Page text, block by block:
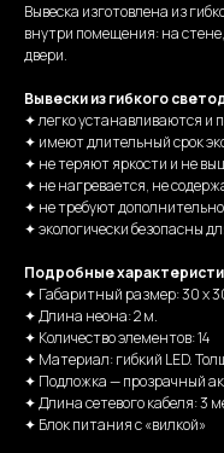
Вывеска изготовлена из
внутри помещения: на
двери.
Вывески из гибкого
✦ легко устанавливаются и
✦ имеют длительный срок
✦ не теряют яркости и не
✦ не нагревается, не
✦ не требуют
✦ экологически безопасны
Подробные
✦ Габаритный размер: 30 х
✦ Длина неона: 2 м.
✦ Количество элементов: 14
✦ Материал: гибкий LED.
✦ Подложка — прозрачный
✦ Длина сетевого кабеля: 3
✦ Блок питания с «вилкой»